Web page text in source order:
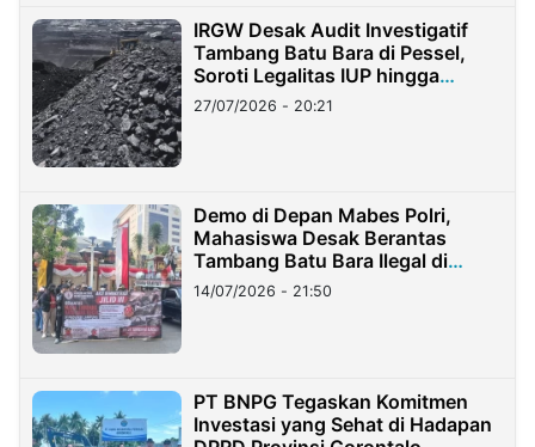
IRGW Desak Audit Investigatif
Tambang Batu Bara di Pessel,
Soroti Legalitas IUP hingga
Stockpile
27/07/2026 - 20:21
Demo di Depan Mabes Polri,
Mahasiswa Desak Berantas
Tambang Batu Bara Ilegal di
Lampung
14/07/2026 - 21:50
PT BNPG Tegaskan Komitmen
Investasi yang Sehat di Hadapan